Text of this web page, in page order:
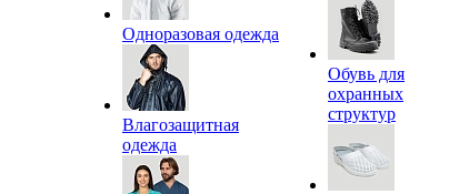
Одноразовая одежда
Влагозащитная
одежда
Обувь для
охранных
структур